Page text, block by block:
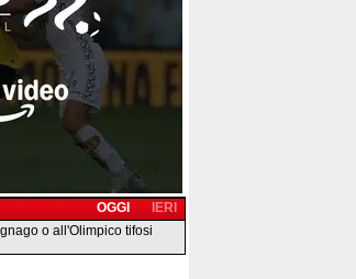
IERI
OGGI
o all'Olimpico tifosi